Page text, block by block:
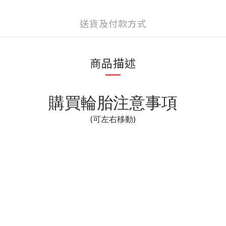
送貨及付款方式
商品描述
購買輪胎注意事項
(可左右移動)